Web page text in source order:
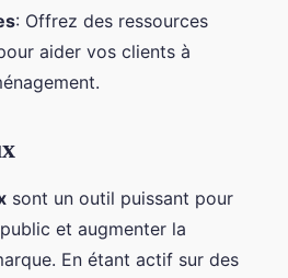
: Offrez des ressources
aider vos clients à
sont un outil puissant pour
et augmenter la
En étant actif sur des